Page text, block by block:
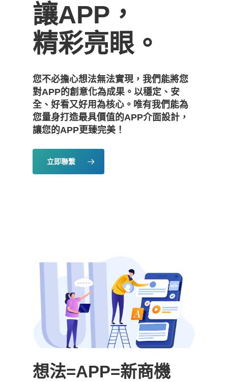
讓APP，
精彩亮眼。
您不必擔心想法無法實現，我們能將您
對APP的創意化為成果。以穩定、安
全、好看又好用為核心。唯有我們能為
您量身打造最具價值的APP介面設計，
讓您的APP更臻完美！
立即聯繫
想法=APP=新商機